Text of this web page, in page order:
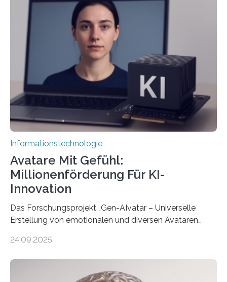
Informationstechnologie
Avatare Mit Gefühl:
Millionenförderung Für KI-
Innovation
Das Forschungsprojekt „Gen-AIvatar – Universelle
Erstellung von emotionalen und diversen Avataren
Förderung in Höhe von rund 2 Millionen Euro. Dabei
24.09.2025